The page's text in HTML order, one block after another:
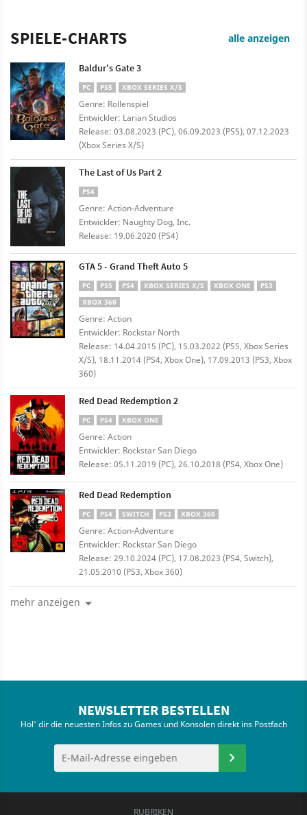
SPIELE-CHARTS alle anzeigen
Baldur's Gate 3
PC PS5 XBOX SERIES X/S
Genre: Rollenspiel
Entwickler: Larian Studios
Release: 03.08.2023 (PC), 06.09.2023 (PS5), 07.12.2023
(Xbox Series X/S)
The Last of Us Part 2
PS4
Genre: Action-Adventure
Entwickler: Naughty Dog, Inc.
Release: 19.06.2020 (PS4)
GTA 5 - Grand Theft Auto 5
PC PS5 PS4 XBOX SERIES X/S XBOX ONE
PS3
XBOX 360
Genre: Action
Entwickler: Rockstar North
Release: 14.04.2015 (PC), 15.03.2022 (PS5, Xbox Series
X/S), 18.11.2014 (PS4, Xbox One), 17.09.2013 (PS3, Xbox
360)
Red Dead Redemption 2
PC PS4 XBOX ONE
Genre: Action
Entwickler: Rockstar San Diego
Release: 05.11.2019 (PC), 26.10.2018 (PS4, Xbox One)
Red Dead Redemption
PC PS4 SWITCH PS3 XBOX 360
Genre: Action-Adventure
Entwickler: Rockstar San Diego
Release: 29.10.2024 (PC), 17.08.2023 (PS4, Switch),
21.05.2010 (PS3, Xbox 360)
mehr anzeigen
NEWSLETTER BESTELLEN
Hol' dir die neuesten Infos zu Games und Konsolen direkt ins Postfach
RUBRIKEN